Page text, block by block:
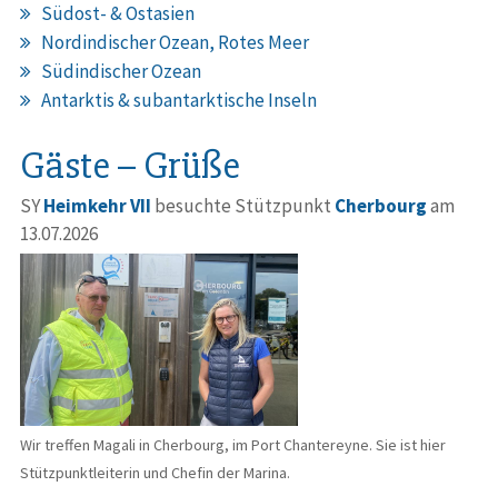
Südost- & Ostasien
Nordindischer Ozean, Rotes Meer
Südindischer Ozean
Antarktis & subantarktische Inseln
Gäste – Grüße
SYHeimkehr VII besuchte Stützpunkt Cherbourgam
13.07.2026
Wir treffen Magali in Cherbourg, im Port Chantereyne. Sie ist hier
Stützpunktleiterin und Chefin der Marina.